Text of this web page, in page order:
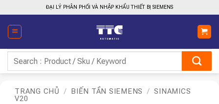
qua
nội
dung
ĐẠI LÝ PHÂN PHỐI VÀ NHẬP KHẨU THIẾT BỊ SIEMENS
kiếm:
TRANG CHỦ / BIẾN TẦN SIEMENS / SINAMICS
V20